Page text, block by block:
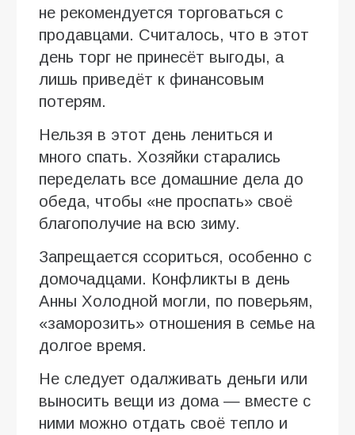
не рекомендуется торговаться с
продавцами. Считалось, что в этот
день торг не принесёт выгоды, а
лишь приведёт к финансовым
потерям.
Нельзя в этот день лениться и
много спать. Хозяйки старались
переделать все домашние дела до
обеда, чтобы «не проспать» своё
благополучие на всю зиму.
Запрещается ссориться, особенно с
домочадцами. Конфликты в день
Анны Холодной могли, по поверьям,
«заморозить» отношения в семье на
долгое время.
Не следует одалживать деньги или
выносить вещи из дома — вместе с
ними можно отдать своё тепло и